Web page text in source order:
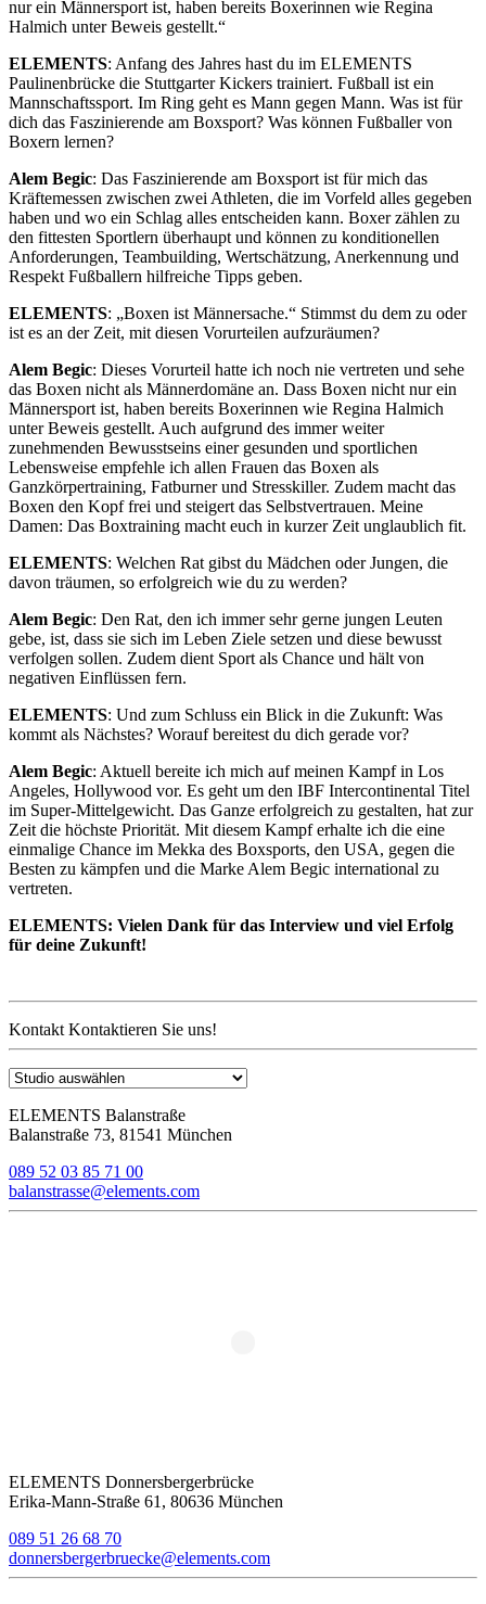
nur ein Männersport ist, haben bereits Boxerinnen wie Regina
Halmich unter Beweis gestellt.
ELEMENTS: Anfang des Jahres hast du im ELEMENTS
Paulinenbrücke die Stuttgarter Kickers trainiert. Fußball ist ein
Mannschaftssport. Im Ring geht es Mann gegen Mann. Was ist für
dich das Faszinierende am Boxsport? Was können Fußballer von
Boxern lernen?
Alem Begic: Das Faszinierende am Boxsport ist für mich das
Kräftemessen zwischen zwei Athleten, die im Vorfeld alles gegeben
haben und wo ein Schlag alles entscheiden kann. Boxer zählen zu
den fittesten Sportlern überhaupt und können zu konditionellen
Anforderungen, Teambuilding, Wertschätzung, Anerkennung und
Respekt Fußballern hilfreiche Tipps geben.
ELEMENTS: „Boxen ist Männersache.“ Stimmst du dem zu oder
ist es an der Zeit, mit diesen Vorurteilen aufzuräumen?
Alem Begic: Dieses Vorurteil hatte ich noch nie vertreten und sehe
das Boxen nicht als Männerdomäne an. Dass Boxen nicht nur ein
Männersport ist, haben bereits Boxerinnen wie Regina Halmich
unter Beweis gestellt. Auch aufgrund des immer weiter
zunehmenden Bewusstseins einer gesunden und sportlichen
Lebensweise empfehle ich allen Frauen das Boxen als
Ganzkörpertraining, Fatburner und Stresskiller. Zudem macht das
Boxen den Kopf frei und steigert das Selbstvertrauen. Meine
Damen: Das Boxtraining macht euch in kurzer Zeit unglaublich fit.
ELEMENTS: Welchen Rat gibst du Mädchen oder Jungen, die
davon träumen, so erfolgreich wie du zu werden?
Alem Begic: Den Rat, den ich immer sehr gerne jungen Leuten
gebe, ist, dass sie sich im Leben Ziele setzen und diese bewusst
verfolgen sollen. Zudem dient Sport als Chance und hält von
negativen Einflüssen fern.
ELEMENTS: Und zum Schluss ein Blick in die Zukunft: Was
kommt als Nächstes? Worauf bereitest du dich gerade vor?
Alem Begic: Aktuell bereite ich mich auf meinen Kampf in Los
Angeles, Hollywood vor. Es geht um den IBF Intercontinental Titel
im Super-Mittelgewicht. Das Ganze erfolgreich zu gestalten, hat zur
Zeit die höchste Priorität. Mit diesem Kampf erhalte ich die eine
einmalige Chance im Mekka des Boxsports, den USA, gegen die
Besten zu kämpfen und die Marke Alem Begic international zu
vertreten.
ELEMENTS: Vielen Dank für das Interview und viel Erfolg
für deine Zukunft!
Kontakt Kontaktieren Sie uns!
ELEMENTS Balanstraße
Balanstraße 73, 81541 München
089 52 03 85 71 00
balanstrasse@elements.com
ELEMENTS Donnersbergerbrücke
Erika-Mann-Straße 61, 80636 München
089 51 26 68 70
donnersbergerbruecke@elements.com